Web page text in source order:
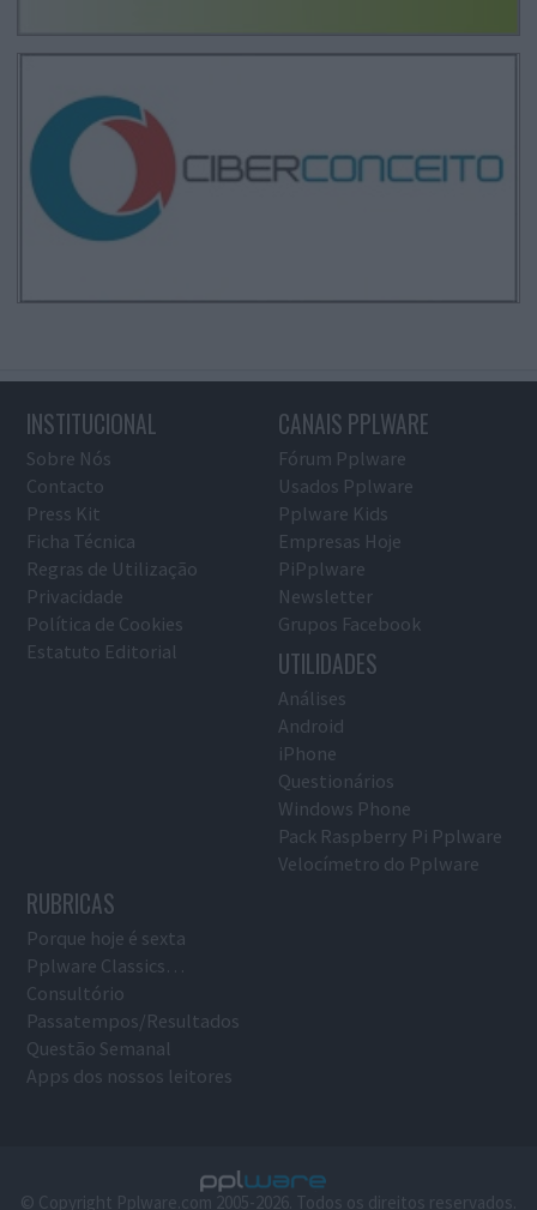
INSTITUCIONAL
Sobre Nós
Contacto
Press Kit
Ficha Técnica
Regras de Utilização
Privacidade
Política de Cookies
Estatuto Editorial
CANAIS PPLWARE
Fórum Pplware
Usados Pplware
Pplware Kids
Empresas Hoje
PiPplware
Newsletter
Grupos Facebook
UTILIDADES
Análises
Android
iPhone
Questionários
Windows Phone
Pack Raspberry Pi Pplware
Velocímetro do Pplware
RUBRICAS
Porque hoje é sexta
Pplware Classics…
Consultório
Passatempos/Resultados
Questão Semanal
Apps dos nossos leitores
© Copyright Pplware.com 2005-2026. Todos os direitos reservados.